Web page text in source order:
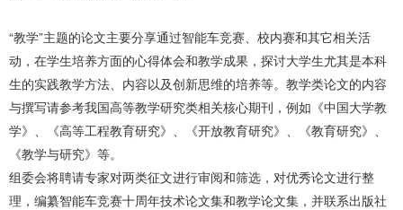
“教学”主题的论文主要分享通过智能车竞赛、校内赛和其它相关活
动，在学生培养方面的心得体会和教学成果，探讨大学生尤其是本科
生的实践教学方法、内容以及创新思维的培养等。教学类论文的内容
与撰写请参考我国高等教学研究类相关核心期刊，例如《中国大学教
学》、《高等工程教育研究》、《开放教育研究》、《教育研究》、
《教学与研究》等。
组委会将聘请专家对两类征文进行审阅和筛选，对优秀论文进行整
理，编纂智能车竞赛十周年技术论文集和教学论文集，并联系出版社